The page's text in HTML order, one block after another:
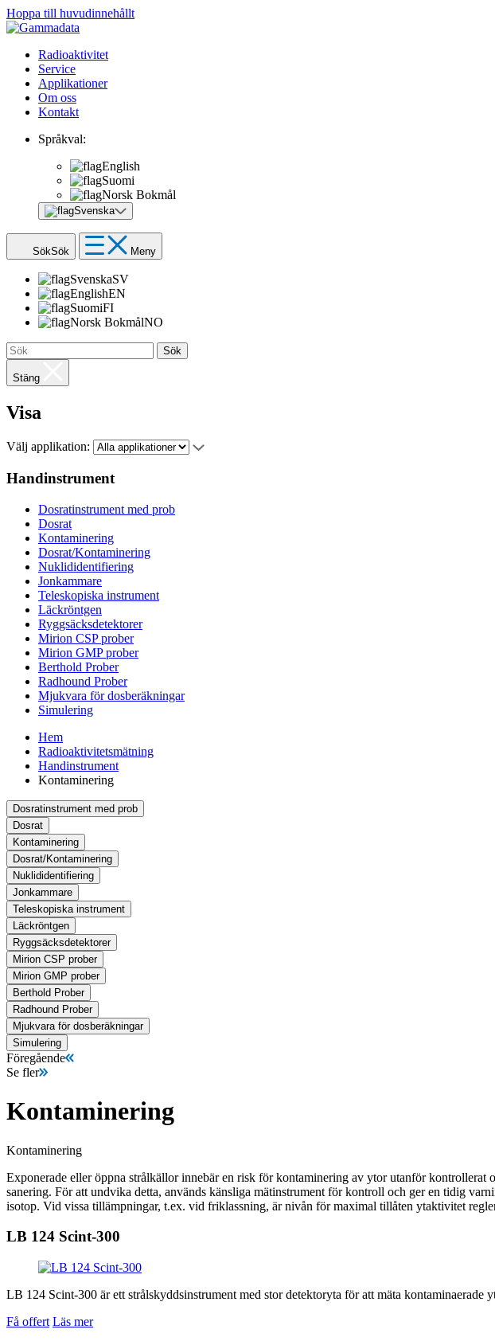
Hoppa till huvudinnehållt
Radioaktivitet
Service
Applikationer
Om oss
Kontakt
Språkval:
English
Suomi
Norsk Bokmål
Svenska
SökSök Meny
SvenskaSV
EnglishEN
SuomiFI
Norsk BokmålNO
Sök
Stäng
Visa
Välj applikation:
Handinstrument
Dosratinstrument med prob
Dosrat
Kontaminering
Dosrat/Kontaminering
Nuklididentifiering
Jonkammare
Teleskopiska instrument
Läckröntgen
Ryggsäcksdetektorer
Mirion CSP prober
Mirion GMP prober
Berthold Prober
Radhound Prober
Mjukvara för dosberäkningar
Simulering
Hem
Radioaktivitetsmätning
Handinstrument
Kontaminering
Dosratinstrument med prob
Dosrat
Kontaminering
Dosrat/Kontaminering
Nuklididentifiering
Jonkammare
Teleskopiska instrument
Läckröntgen
Ryggsäcksdetektorer
Mirion CSP prober
Mirion GMP prober
Berthold Prober
Radhound Prober
Mjukvara för dosberäkningar
Simulering
Föregående
Se fler
Kontaminering
Kontaminering
Exponerade eller öppna strålkällor innebär en risk för kontaminering av ytor utanför
sanering. För att undvika detta, används känsliga mätinstrument för kontroll och ger en tidig
isotop. Vid vissa tillämpningar, t.ex. vid friklassning, är nivån för maximal tillåten ytaktivitet
LB 124 Scint-300
LB 124 Scint-300 är ett strålskyddsinstrument med stor detektoryta för att mäta kontaminaerade
Få offert Läs mer